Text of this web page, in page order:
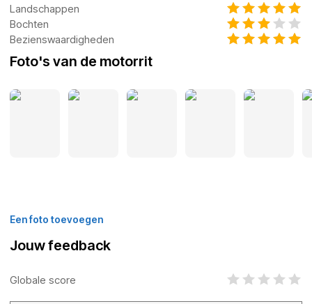
Landschappen
Bochten
Bezienswaardigheden
Foto's van de motorrit
Een foto toevoegen
Jouw feedback
Globale score